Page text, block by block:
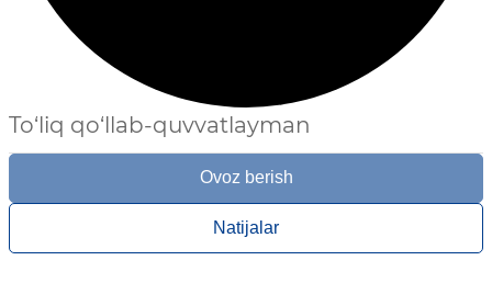
To‘liq qo‘llab-quvvatlayman
Ovoz berish
Natijalar